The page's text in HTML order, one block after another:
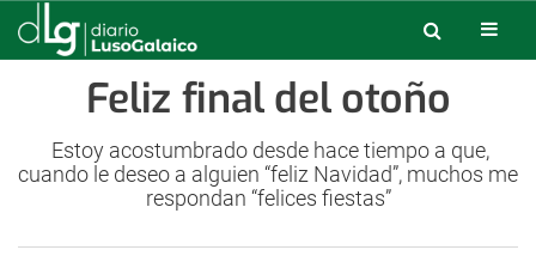
Feliz final del otoño
Estoy acostumbrado desde hace tiempo a que,
cuando le deseo a alguien “feliz Navidad”, muchos me
respondan “felices fiestas”